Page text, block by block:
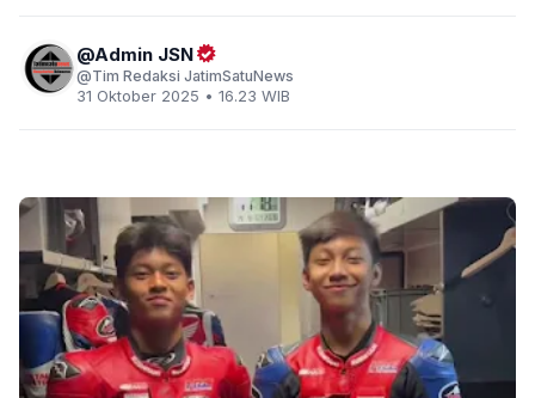
Admin JSN
Tim Redaksi JatimSatuNews
31 Oktober 2025 • 16.23 WIB